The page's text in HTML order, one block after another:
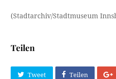
(Stadtarchiv/Stadtmuseum
Teilen
Tweet Teilen